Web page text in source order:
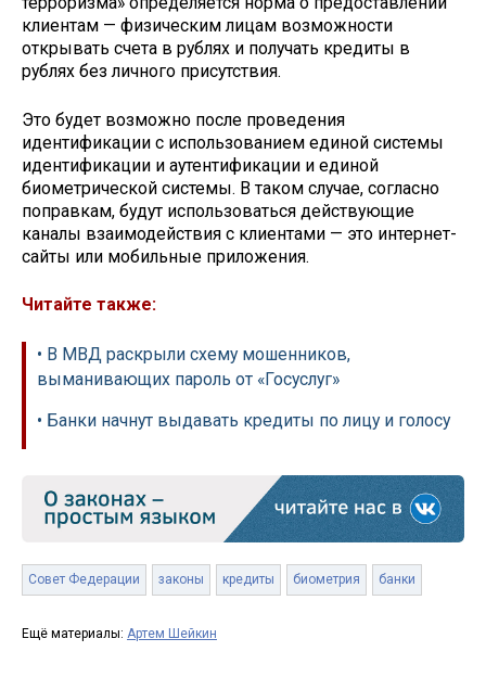
клиентам — физическим лицам возможности
открывать счета в рублях и получать кредиты в
рублях без личного присутствия.
Это будет возможно после проведения
идентификации с использованием единой системы
идентификации и аутентификации и единой
биометрической системы. В таком случае, согласно
поправкам, будут использоваться действующие
каналы взаимодействия с клиентами — это интернет-
сайты или мобильные приложения.
Читайте также:
• В МВД раскрыли схему мошенников,
выманивающих пароль от «Госуслуг»
• Банки начнут выдавать кредиты по лицу и голосу
Совет Федерации законы кредиты биометрия банки
Ещё материалы: Артем Шейкин